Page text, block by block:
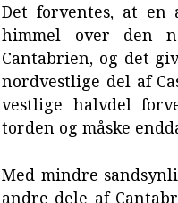
Det forventes, at en
himmel over den
Cantabrien, og det
nordvestlige del af
vestlige halvdel
torden og måske
Med mindre
andre dele af